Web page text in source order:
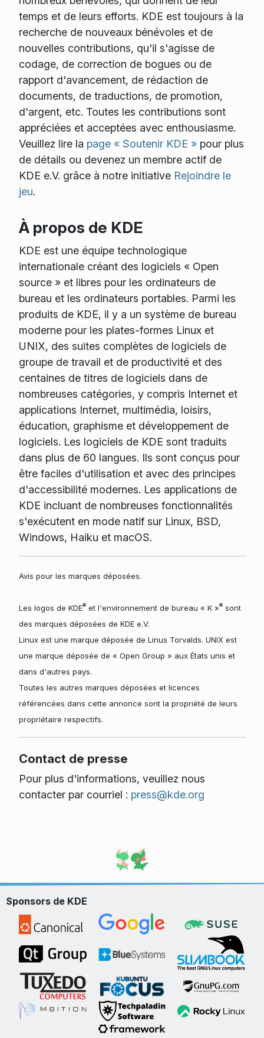
temps et de leurs efforts. KDE est toujours à la
recherche de nouveaux bénévoles et de
nouvelles contributions, qu'il s'agisse de
codage, de correction de bogues ou de
rapport d'avancement, de rédaction de
documents, de traductions, de promotion,
d'argent, etc. Toutes les contributions sont
appréciées et acceptées avec enthousiasme.
Veuillez lire la page « Soutenir KDE »pour plus
de détails ou devenez un membre actif de
KDE e.V. grâce à notre initiative Rejoindre le
jeu.
À propos de KDE
KDE est une équipe technologique
internationale créant des logiciels « Open
source » et libres pour les ordinateurs de
bureau et les ordinateurs portables. Parmi les
produits de KDE, il y a un système de bureau
moderne pour les plates-formes Linux et
UNIX, des suites complètes de logiciels de
groupe de travail et de productivité et des
centaines de titres de logiciels dans de
nombreuses catégories, y compris Internet et
applications Internet, multimédia, loisirs,
éducation, graphisme et développement de
logiciels. Les logiciels de KDE sont traduits
dans plus de 60 langues. Ils sont conçus pour
être faciles d'utilisation et avec des principes
d'accessibilité modernes. Les applications de
KDE incluant de nombreuses fonctionnalités
s'exécutent en mode natif sur Linux, BSD,
Windows, Haiku et macOS.
Avis pour les marques déposées.
Les logos de KDE®et l'environnement de bureau « K »®sont
des marques déposées de KDE e.V.
Linux est une marque déposée de Linus Torvalds. UNIX est
une marque déposée de « Open Group » aux États unis et
dans d'autres pays.
Toutes les autres marques déposées et licences
référencées dans cette annonce sont la propriété de leurs
propriétaire respectifs.
Contact de presse
Pour plus d'informations, veuillez nous
contacter par courriel : press@kde.org
Sponsors de KDE